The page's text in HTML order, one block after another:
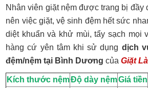
Nhân viên giặt nệm được trang bị đầy
nên việc giặt, vệ sinh đệm hết sức
diệt khuẩn và khử mùi, tẩy sạch mọi
hàng cứ yên tâm khi sử dụng dịch
đệm/nệm tại Bình Dương củaGiặt Là
Kích thước nệmĐộ dày nệmGiá tiền